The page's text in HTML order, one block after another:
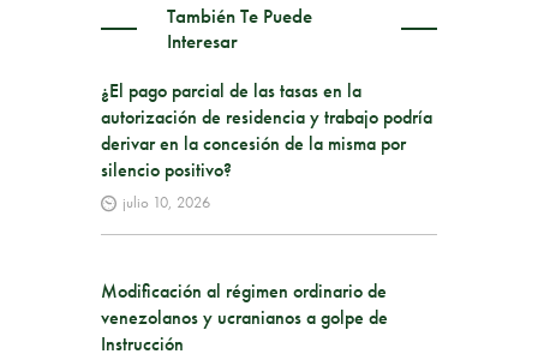
También Te Puede
Interesar
¿El pago parcial de las tasas en la
autorización de residencia y trabajo podría
derivar en la concesión de la misma por
silencio positivo?
julio 10, 2026
Modificación al régimen ordinario de
venezolanos y ucranianos a golpe de
Instrucción